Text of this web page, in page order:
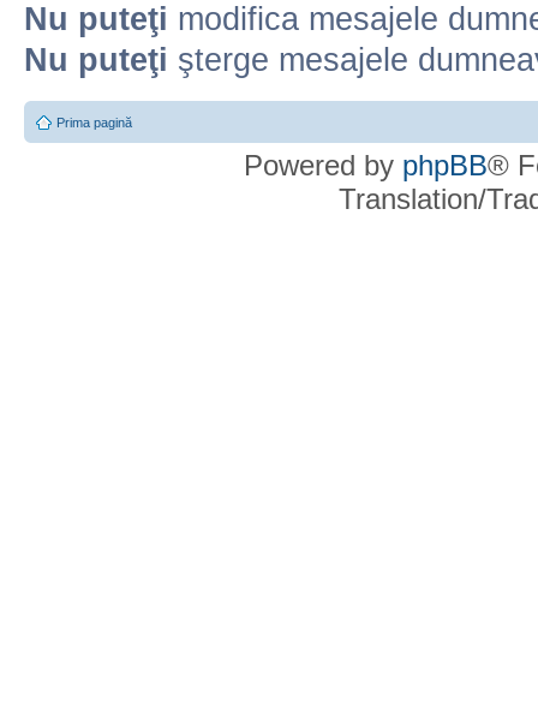
Nu puteţi modifica mesajele
Nu puteţi şterge mesajele
Prima pagină
Powered by phpBB®
Translation/